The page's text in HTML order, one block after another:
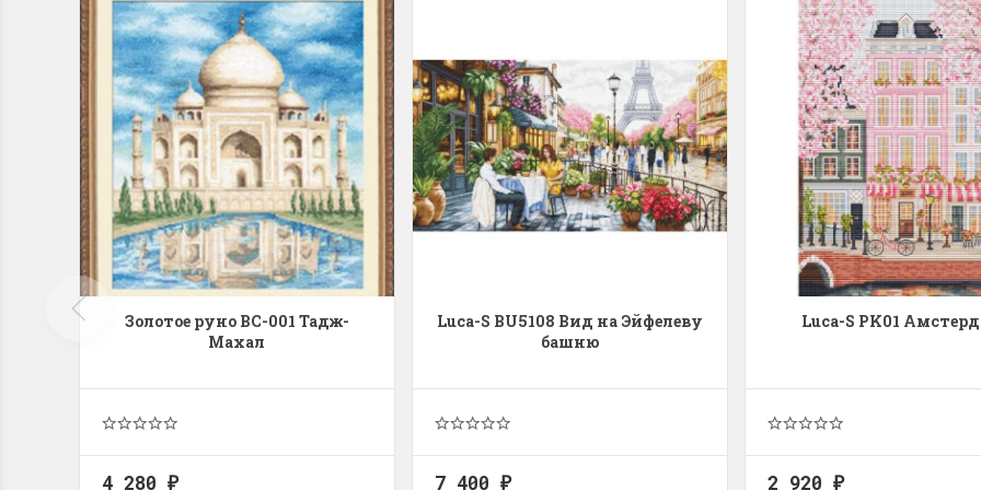
Swan (Ива-лебедь)
Хороший набор
Отличный набор, канва, нитки и схема, всё
в отличном состоянии.
Ларина Евгения
1 апреля 2026 14:55
медвежатами)
Красивый набор
Очень красивый и раритетный сюжет,
комплектация хорошая.
Ларина Евгения
1 апреля 2026 14:55
на ферме
Хороший набор
Набор отличный,
схема, мягкие нитки,
качества.
Ларина Евгения
1 апреля 2026 14:53
Золотое руно ВС-001 Тадж-
Махал
4 280 ₽
Luca-S BU5108 Вид на Эйфелеву
башню
7 400 ₽
Luca-S PK01
2 920 ₽